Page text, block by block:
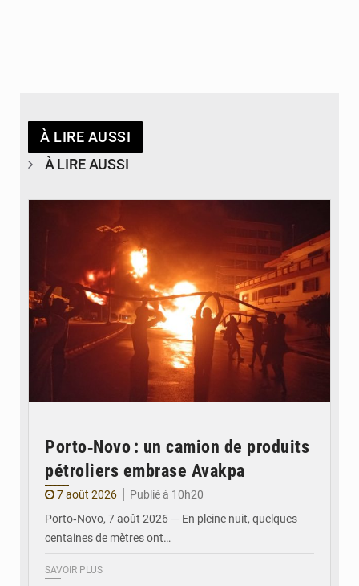
À LIRE AUSSI
À LIRE AUSSI
Porto‑Novo : un camion de produits
pétroliers embrase Avakpa
7 août 2026
Publié à 10h20
Porto‑Novo, 7 août 2026 — En pleine nuit, quelques
centaines de mètres ont…
SAVOIR PLUS